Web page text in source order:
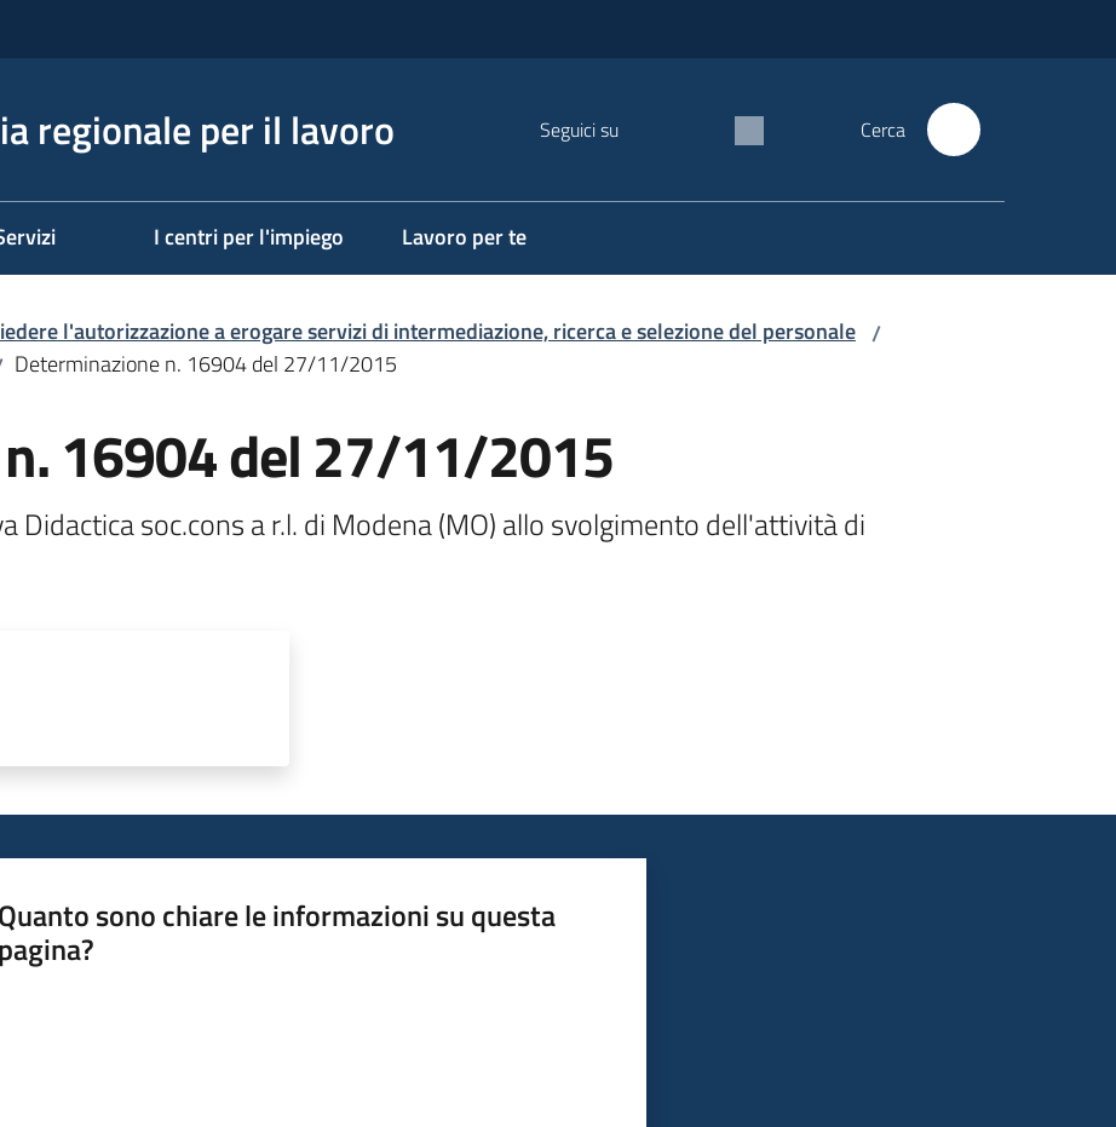
regionale per il lavoro Seguici su Cerca
I centri per l'impiego Lavoro per te
l'autorizzazione a erogare servizi di intermediazione, ricerca e selezione del personale /
Determinazione n. 16904 del 27/11/2015
16904 del 27/11/2015
Didactica soc.cons a r.l. di Modena (MO) allo svolgimento dell'attività di
Quanto sono chiare le informazioni su questa
pagina?